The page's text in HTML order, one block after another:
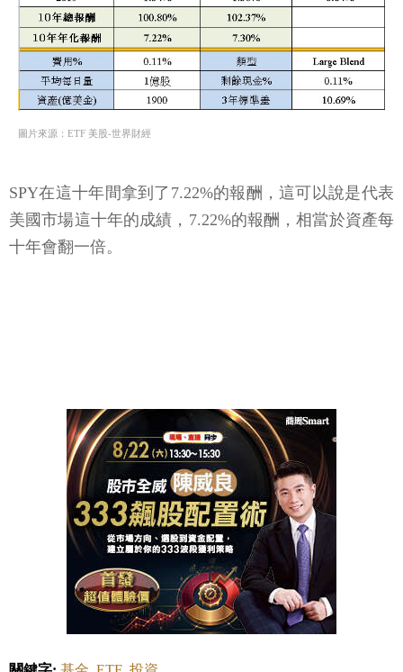
圖片來源：ETF 美股-世界財經
SPY在這十年間拿到了7.22%的報酬，這可以說是代表
美國市場這十年的成績，7.22%的報酬，相當於資產每
十年會翻一倍。